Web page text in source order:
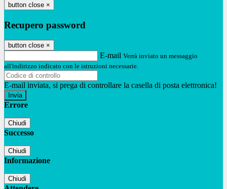
button close ×
Recupero password
button close ×
E-mail Verrà inviato un messaggio
all'indirizzo indicato con le istruzioni necessarie.
E-mail inviata, si prega di controllare la casella di posta elettronica!
Errore
Chiudi
Successo
Chiudi
Informazione
Chiudi